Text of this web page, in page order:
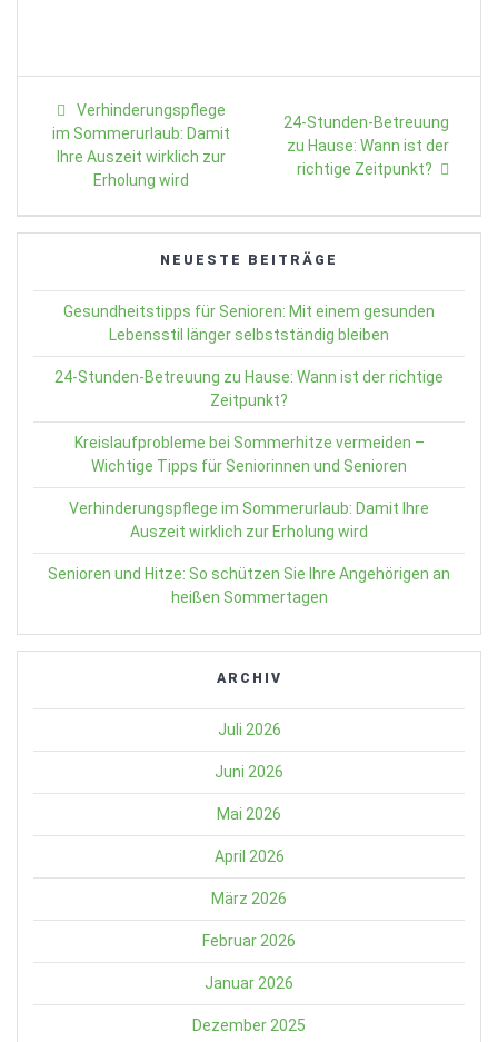
Beitragsnavigation
Previous
post:
Verhinderungspflege
im Sommerurlaub: Damit
Ihre Auszeit wirklich zur
Erholung wird
Next
post:
24-Stunden-Betreuung
zu Hause: Wann ist der
richtige Zeitpunkt?
NEUESTE BEITRÄGE
Gesundheitstipps für Senioren: Mit einem gesunden
Lebensstil länger selbstständig bleiben
24-Stunden-Betreuung zu Hause: Wann ist der richtige
Zeitpunkt?
Kreislaufprobleme bei Sommerhitze vermeiden –
Wichtige Tipps für Seniorinnen und Senioren
Verhinderungspflege im Sommerurlaub: Damit Ihre
Auszeit wirklich zur Erholung wird
Senioren und Hitze: So schützen Sie Ihre Angehörigen an
heißen Sommertagen
ARCHIV
Juli 2026
Juni 2026
Mai 2026
April 2026
März 2026
Februar 2026
Januar 2026
Dezember 2025